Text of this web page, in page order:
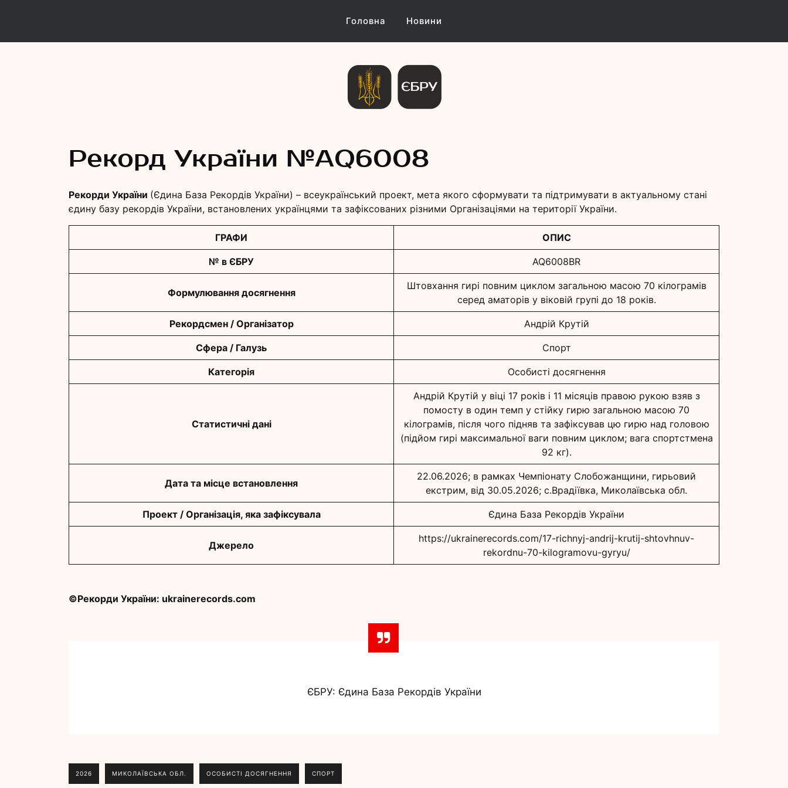
Головна Новини
Рекорди України
Рекорд України №АQ6008
Рекорди України (Єдина База Рекордів України) – всеукраїнський проект, мета якого сформувати та підтримувати в актуальному стані
єдину базу рекордів України, встановлених українцями та зафіксованих різними Організаціями на території України.
ГРАФИ ОПИС
№ в ЄБРУ AQ6008BR
Формулювання досягнення
Штовхання гирі повним циклом загальною масою 70 кілограмів
серед аматорів у віковій групі до 18 років.
Рекордсмен / Організатор Андрій Крутій
Сфера / Галузь Спорт
Категорія Особисті досягнення
Статистичні дані
Андрій Крутій у віці 17 років і 11 місяців правою рукою взяв з
помосту в один темп у стійку гирю загальною масою 70
кілограмів, після чого підняв та зафіксував цю гирю над головою
(підйом гирі максимальної ваги повним циклом; вага спортстмена
92 кг).
Дата та місце встановлення
22.06.2026; в рамках Чемпіонату Слобожанщини, гирьовий
екстрим, від 30.05.2026; с.Врадіївка, Миколаївська обл.
Проект / Організація, яка зафіксувала Єдина База Рекордів України
Джерело
https://ukrainerecords.com/17-richnyj-andrij-krutij-shtovhnuv-
rekordnu-70-kilogramovu-gyryu/
©Рекорди України: ukrainerecords.com
ЄБРУ: Єдина База Рекордів України
2026 МИКОЛАЇВСЬКА ОБЛ. ОСОБИСТІ ДОСЯГНЕННЯ СПОРТ